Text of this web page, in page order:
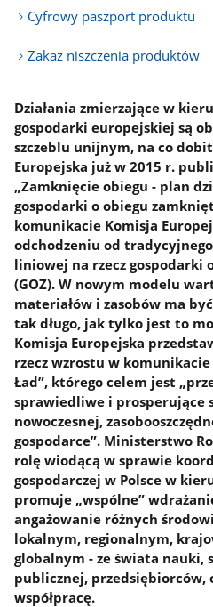
Cyfrowy paszport produktu
Zakaz niszczenia produktów
Działania zmierzające w
gospodarki europejskiej są
szczeblu unijnym, na co
Europejska już w 2015 r.
„Zamknięcie obiegu - plan
gospodarki o obiegu
komunikacie Komisja
odchodzeniu od
liniowej na rzecz gospodarki
(GOZ). W nowym modelu
materiałów i zasobów ma
tak długo, jak tylko jest to
Komisja Europejska
rzecz wzrostu w
Ład”, którego celem jest
sprawiedliwe i prosperujące
nowoczesnej,
gospodarce”. Ministerstwo
rolę wiodącą w sprawie
gospodarczej w Polsce w
promuje „wspólne”
angażowanie różnych
lokalnym, regionalnym,
globalnym - ze świata
publicznej, przedsiębiorców,
współpracę.